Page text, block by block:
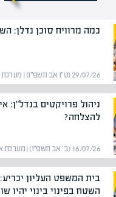
כמה מרוויח סוכן נדלן:
29/07/26 (ט״ו אב תשפ״ו) | מערכת אפיק
ניהול פרויקטים בנדל"ן:
להצלחה?
16/07/26 (ב׳ אב תשפ״ו) | מערכת אפיק
בית המשפט העליון
השטח בפינוי בינוי יהיו